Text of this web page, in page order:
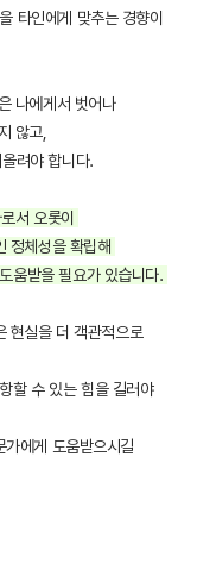
타인에게 맞추는 경향이
나에게서 벗어나
않고,
려야 합니다.
서 오롯이
정체성을 확립해
움받을 필요가 있습니다.
현실을 더 객관적으로
할 수 있는 힘을 길러야
에게 도움받으시길